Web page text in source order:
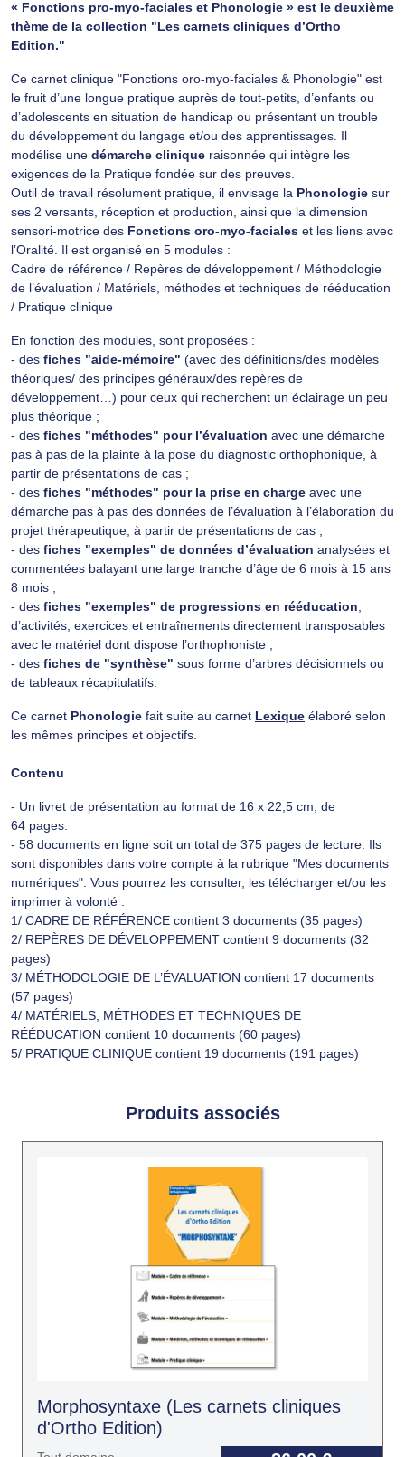
« Fonctions pro-myo-faciales et Phonologie » est le deuxième
thème de la collection "Les carnets cliniques d’Ortho
Edition."
Ce carnet clinique "Fonctions oro-myo-faciales & Phonologie" est
le fruit d’une longue pratique auprès de tout-petits, d’enfants ou
d’adolescents en situation de handicap ou présentant un trouble
du développement du langage et/ou des apprentissages. Il
modélise une démarche clinique raisonnée qui intègre les
exigences de la Pratique fondée sur des preuves.
Outil de travail résolument pratique, il envisage la Phonologie sur
ses 2 versants, réception et production, ainsi que la dimension
sensori-motrice des Fonctions oro-myo-faciales et les liens avec
l’Oralité. Il est organisé en 5 modules :
Cadre de référence / Repères de développement / Méthodologie
de l’évaluation / Matériels, méthodes et techniques de rééducation
/ Pratique clinique
En fonction des modules, sont proposées :
- des fiches "aide-mémoire" (avec des définitions/des modèles
théoriques/ des principes généraux/des repères de
développement…) pour ceux qui recherchent un éclairage un peu
plus théorique ;
- des fiches "méthodes" pour l’évaluation avec une démarche
pas à pas de la plainte à la pose du diagnostic orthophonique, à
partir de présentations de cas ;
- des fiches "méthodes" pour la prise en charge avec une
démarche pas à pas des données de l’évaluation à l’élaboration du
projet thérapeutique, à partir de présentations de cas ;
- des fiches "exemples" de données d’évaluation analysées et
commentées balayant une large tranche d’âge de 6 mois à 15 ans
8 mois ;
- des fiches "exemples" de progressions en rééducation
d’activités, exercices et entraînements directement transposables
avec le matériel dont dispose l’orthophoniste ;
- des fiches de "synthèse" sous forme d’arbres décisionnels ou
de tableaux récapitulatifs.
Ce carnet Phonologie fait suite au carnet Lexique élaboré selon
les mêmes principes et objectifs.
Contenu
- Un livret de présentation au format de 16 x 22,5 cm, de
64 pages.
- 58 documents en ligne soit un total de 375 pages de lecture. Ils
sont disponibles dans votre compte à la rubrique "Mes documents
numériques". Vous pourrez les consulter, les télécharger et/ou les
imprimer à volonté :
1/ CADRE DE RÉFÉRENCE contient 3 documents (35 pages)
2/ REPÈRES DE DÉVELOPPEMENT contient 9 documents (32
pages)
3/ MÉTHODOLOGIE DE L’ÉVALUATION contient 17 documents
(57 pages)
4/ MATÉRIELS, MÉTHODES ET TECHNIQUES DE
RÉÉDUCATION contient 10 documents (60 pages)
5/ PRATIQUE CLINIQUE contient 19 documents (191 pages)
Produits associés
Morphosyntaxe (Les carnets cliniques
d'Ortho Edition)